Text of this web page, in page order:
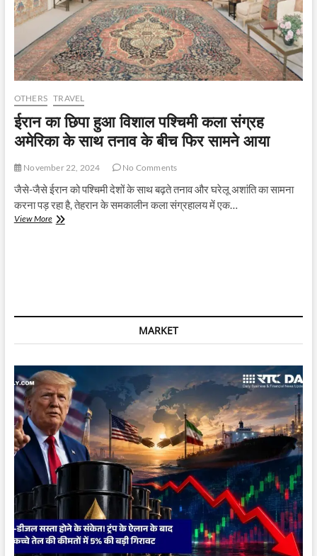
OTHERS TRAVEL
ईरान का छिपा हुआ विशाल पश्चिमी कला संग्रह
अमेरिका के साथ तनाव के बीच फिर सामने आया
November 22, 2024 No Comments
जैसे-जैसे ईरान को पश्चिमी देशों के साथ बढ़ते तनाव और घरेलू अशांति का सामना
करना पड़ रहा है, तेहरान के समकालीन कला संग्रहालय में एक…
View Moreईरान
अमेरिका
साथ
के
बीच
फिर
सामने
आया
MARKET